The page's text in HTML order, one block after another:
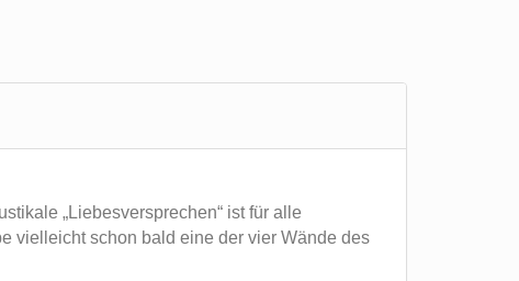
„Liebesversprechen“ ist für alle
vielleicht schon bald eine der vier Wände des